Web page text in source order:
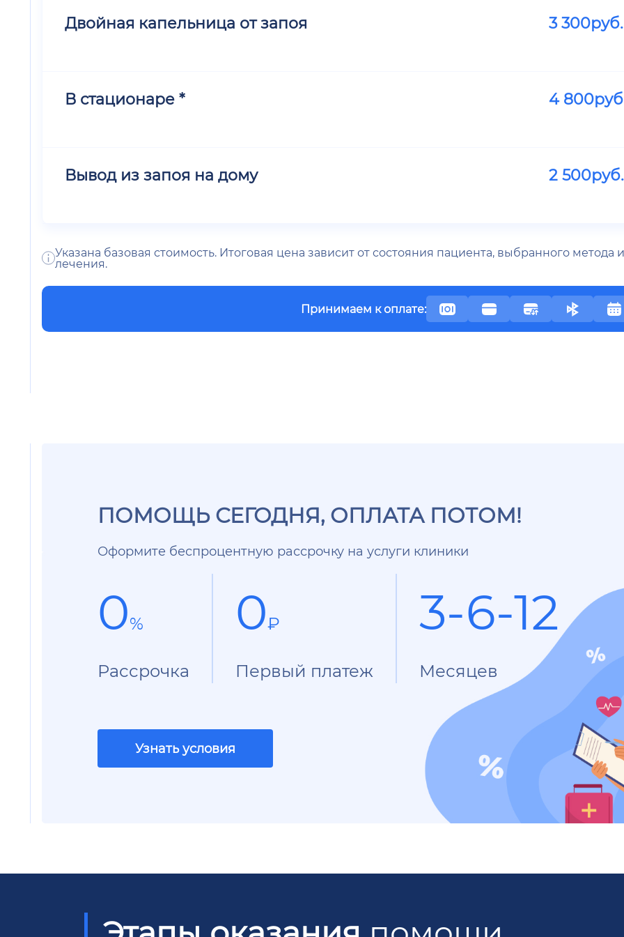
Двойная капельница от запоя 3 300руб.
В стационаре * 4 800
Вывод из запоя на дому 2 500руб.
Указана базовая стоимость. Итоговая цена зависит от состояния пациента, выбранного
лечения.
Принимаем к оплате:
ПОМОЩЬ СЕГОДНЯ, ОПЛАТА ПОТОМ!
Оформите беспроцентную рассрочку на услуги клиники
0%
Рассрочка
0₽
Первый платеж
3-6-12
Месяцев
Узнать условия